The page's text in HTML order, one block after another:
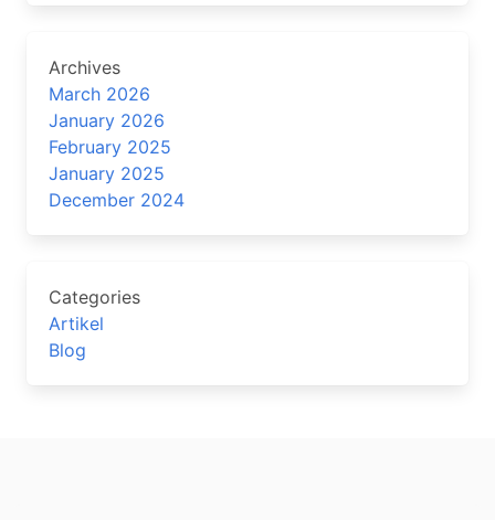
Archives
March 2026
January 2026
February 2025
January 2025
December 2024
Categories
Artikel
Blog